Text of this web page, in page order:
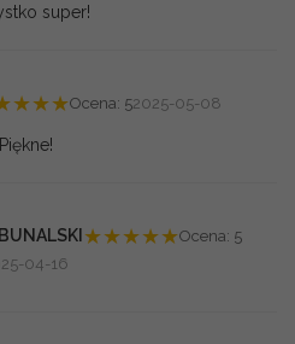
super!
★★★Ocena: 52025-05-08
Piękne!
★★★★★Ocena: 5
04-16